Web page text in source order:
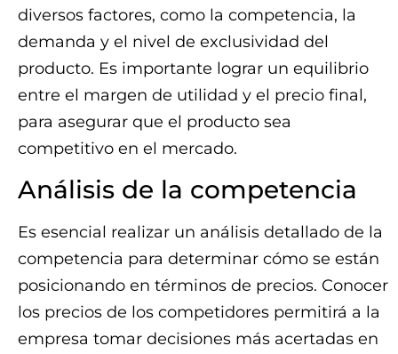
diversos factores, como la competencia, la
demanda y el nivel de exclusividad del
producto. Es importante lograr un equilibrio
entre el margen de utilidad y el precio final,
para asegurar que el producto sea
competitivo en el mercado.
Análisis de la competencia
Es esencial realizar un análisis detallado de la
competencia para determinar cómo se están
posicionando en términos de precios. Conocer
los precios de los competidores permitirá a la
empresa tomar decisiones más acertadas en